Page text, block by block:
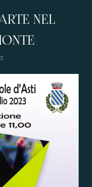
NEL